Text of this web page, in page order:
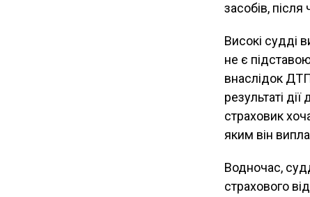
засобів,
Високі судді
не є
внаслідок
результаті
страховик
яким він
Водночас,
страхового